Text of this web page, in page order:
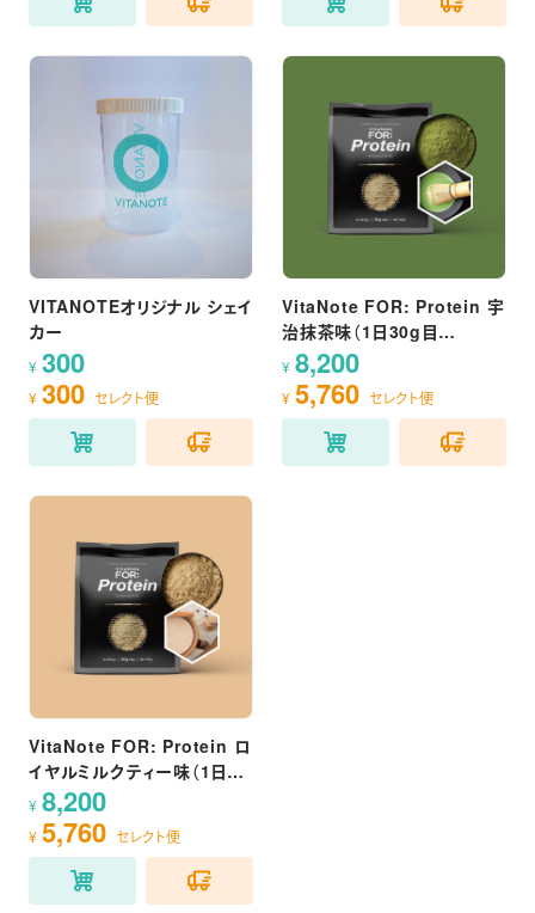
VITANOTEオリジナル シェイ
カー
¥ 300
¥ 300 セレクト便
VitaNote FOR: Protein 宇
治抹茶味（1日30g目
安/900g）
¥ 8,200
¥ 5,760 セレクト便
VitaNote FOR: Protein ロ
イヤルミルクティー味（1日
30g目安/900g）
¥ 8,200
¥ 5,760 セレクト便